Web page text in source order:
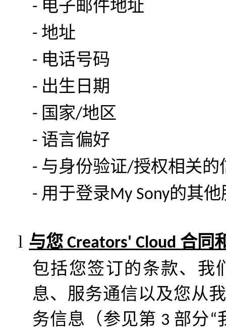
- 电子邮件地址
- 地址
- 电话号码
- 出生日期
- 国家/地区
- 语言偏好
- 与身份验证/授权相关的
- 用于登录My Sony的其
l 与您 Creators' Cloud 合同
包括您签订的条款、我
息、服务通信以及您从
务信息（参见第 3 部分“